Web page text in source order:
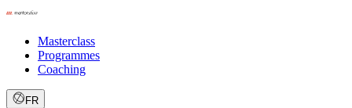
Masterclass
Programmes
Coaching
FR